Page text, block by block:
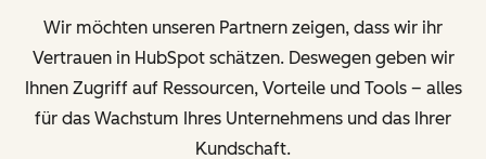
Wir möchten unseren Partnern zeigen, dass wir ihr
Vertrauen in HubSpot schätzen. Deswegen geben wir
Ihnen Zugriff auf Ressourcen, Vorteile und Tools – alles
für das Wachstum Ihres Unternehmens und das Ihrer
Kundschaft.